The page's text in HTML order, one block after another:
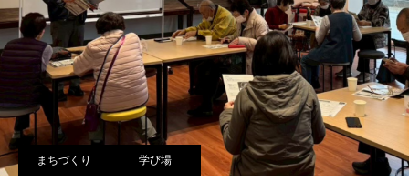
まちづくり 学び場